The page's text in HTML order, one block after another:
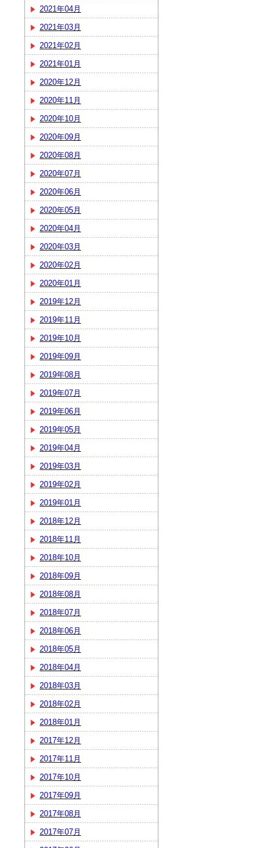
2021年04月
2021年03月
2021年02月
2021年01月
2020年12月
2020年11月
2020年10月
2020年09月
2020年08月
2020年07月
2020年06月
2020年05月
2020年04月
2020年03月
2020年02月
2020年01月
2019年12月
2019年11月
2019年10月
2019年09月
2019年08月
2019年07月
2019年06月
2019年05月
2019年04月
2019年03月
2019年02月
2019年01月
2018年12月
2018年11月
2018年10月
2018年09月
2018年08月
2018年07月
2018年06月
2018年05月
2018年04月
2018年03月
2018年02月
2018年01月
2017年12月
2017年11月
2017年10月
2017年09月
2017年08月
2017年07月